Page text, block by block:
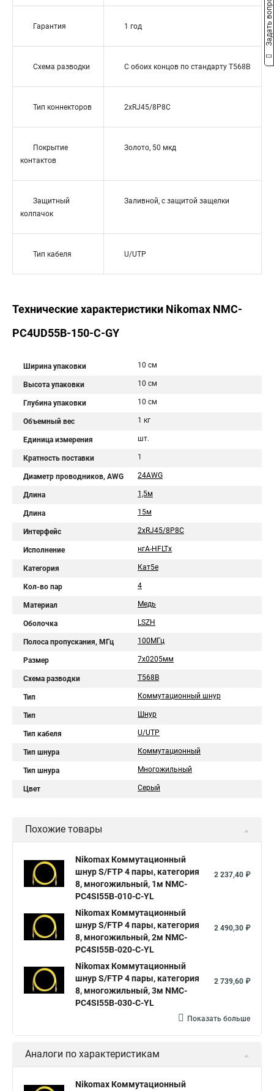
Гарантия 1 год
Схема разводки С обоих концов по стандарту T568B
Тип коннекторов 2xRJ45/8P8C
Покрытие
контактов
Золото, 50 мкд
Защитный
колпачок
Заливной, с защитой защелки
Тип кабеля U/UTP
Технические характеристики Nikomax NMC-
PC4UD55B-150-C-GY
Ширина упаковки 10 см
Высота упаковки 10 см
Глубина упаковки 10 см
Объемный вес 1 кг
Единица измерения шт.
Кратность поставки 1
Диаметр проводников, AWG 24AWG
Длина 1,5м
Длина 15м
Интерфейс 2хRJ45/8P8C
Исполнение нгА-HFLTx
Категория Кат5е
Кол-во пар 4
Материал Медь
Оболочка LSZH
Полоса пропускания, МГц 100МГц
Размер 7х0205мм
Схема разводки T568B
Тип Коммутационный шнур
Тип Шнур
Тип кабеля U/UTP
Тип шнура Коммутационный
Тип шнура Многожильный
Цвет Серый
Похожие товары
Nikomax Коммутационный
шнур S/FTP 4 пары, категория
8, многожильный, 1м NMC-
PC4SI55B-010-C-YL
2 237,40 ₽
Nikomax Коммутационный
шнур S/FTP 4 пары, категория
8, многожильный, 2м NMC-
PC4SI55B-020-C-YL
2 490,30 ₽
Nikomax Коммутационный
шнур S/FTP 4 пары, категория
8, многожильный, 3м NMC-
PC4SI55B-030-C-YL
2 739,60 ₽
Показать больше
Аналоги по характеристикам
Nikomax Коммутационный
Задать вопрос